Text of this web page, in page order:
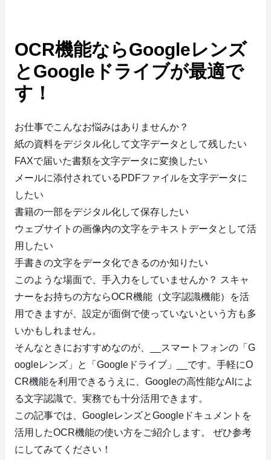
OCR機能ならGoogleレンズ
とGoogleドライブが最適で
す！
お仕事でこんなお悩みはありませんか？
紙の資料をデジタル化して文字データとして残したい
FAXで届いた書類を文字データに変換したい
メールに添付されているPDFファイルを文字データに
したい
書籍の一部をデジタル化して保存したい
ウェブサイトの画像内の文字をテキストデータとして活
用したい
手書きの文字をデータ化できるのか知りたい
このような場面で、手入力をしていませんか？ スキャ
ナーをお持ちの方ならOCR機能（文字認識機能）を活
用できますが、設定が面倒で使っていないという方も多
いかもしれません。
そんなときにおすすめなのが、__スマートフォンの「G
oogleレンズ」と「Googleドライブ」__です。手軽にO
CR機能を利用できるうえに、Googleの高性能なAIによ
る文字認識で、実務でも十分活用できます。
この記事では、GoogleレンズとGoogleドキュメントを
活用したOCR機能の使い方をご紹介します。 ぜひ参考
にしてみてください！